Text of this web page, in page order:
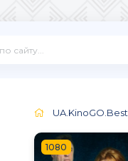
UA.KinoGO.Best
1080